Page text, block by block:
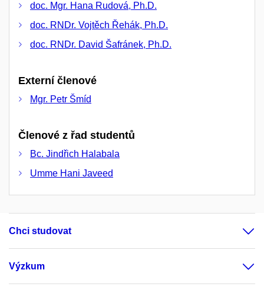
doc. Mgr. Hana Rudová, Ph.D.
doc. RNDr. Vojtěch Řehák, Ph.D.
doc. RNDr. David Šafránek, Ph.D.
Externí členové
Mgr. Petr Šmíd
Členové z řad studentů
Bc. Jindřich Halabala
Umme Hani Javeed
Chci studovat
Výzkum